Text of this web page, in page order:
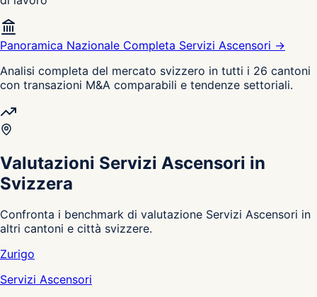
Panoramica Nazionale Completa Servizi Ascensori →
Analisi completa del mercato svizzero in tutti i 26 cantoni
con transazioni M&A comparabili e tendenze settoriali.
Valutazioni Servizi Ascensori in
Svizzera
Confronta i benchmark di valutazione Servizi Ascensori in
altri cantoni e città svizzere.
Zurigo
Servizi Ascensori